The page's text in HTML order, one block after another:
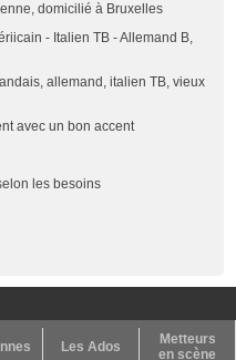
domicilié à Bruxelles
- Italien TB - Allemand B,
allemand, italien TB, vieux
avec un bon accent
les besoins
Les Ados
Metteurs
en scène